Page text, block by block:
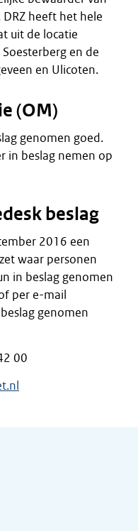
heeft het hele
uit de locatie
en de
en Ulicoten.
(OM)
genomen goed.
in beslag nemen op
beslag
2016 een
waar personen
in beslag genomen
per e-mail
genomen
00